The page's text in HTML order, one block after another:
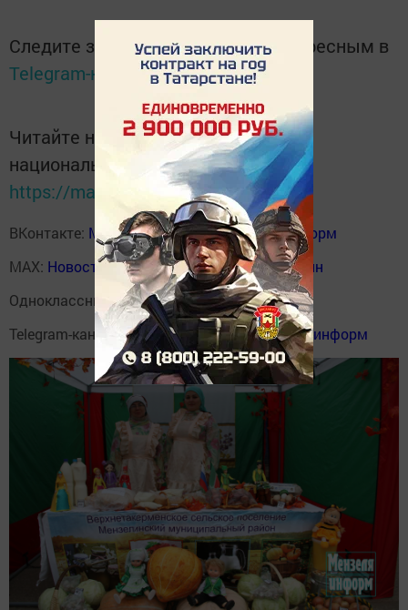
Следите за самым важным и интересным в
Telegram-каналеТатмедиа
Читайте новости Татарстана в
национальном мессенджере MАХ:
https://max.ru/tatmedia
ВКонтакте: Мензелинск news - Мензеля-информ
MAX: Новости Мензелинска - Мензеля онлайн
Одноклассники:ok.ru/menzelinsk
Telegram-канал:
Мензелинск news - Мензеля-информ